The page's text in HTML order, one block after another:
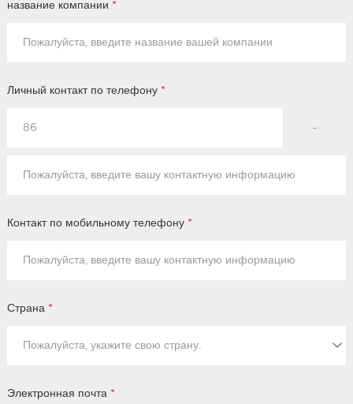
название компании *
Личный контакт по телефону *
-
Контакт по мобильному телефону *
Страна *
Электронная почта *